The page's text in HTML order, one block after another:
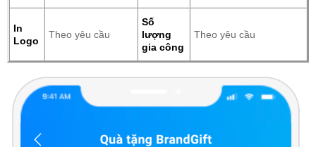
In
Logo
Theo yêu cầu
Số
lượng
gia công
Theo yêu cầu